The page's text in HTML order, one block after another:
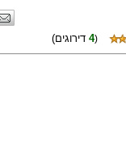
4)